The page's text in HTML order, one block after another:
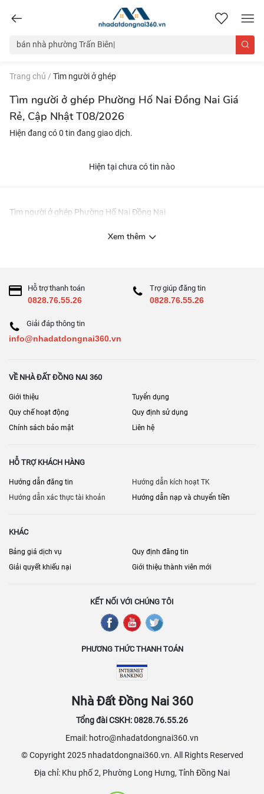
nhadatdongnai360.vn
Trang chủ / Tìm người ở ghép
Tìm người ở ghép Phường Hố Nai Đồng Nai Giá
Rẻ, Cập Nhật T08/2026
Hiện đang có 0 tin đang giao dịch.
Hiện tại chưa có tin nào
Tìm người ở ghép Phường Hố Nai Đồng Nai
Xem thêm
Hỗ trợ thanh toán
0828.76.55.26
Trợ giúp đăng tin
0828.76.55.26
Giải đáp thông tin
info@nhadatdongnai360.vn
VỀ NHÀ ĐẤT ĐỒNG NAI 360
Giới thiệu
Tuyển dụng
Quy chế hoạt động
Quy định sử dụng
Chính sách bảo mật
Liên hệ
HỖ TRỢ KHÁCH HÀNG
Hướng dẫn đăng tin
Hướng dẫn kích hoạt TK
Hướng dẫn xác thực tài khoản
Hướng dẫn nạp và chuyển tiền
KHÁC
Bảng giá dịch vụ
Quy định đăng tin
Giải quyết khiếu nại
Giới thiệu thành viên mới
KẾT NỐI VỚI CHÚNG TÔI
PHƯƠNG THỨC THANH TOÁN
Nhà Đất Đồng Nai 360
Tổng đài CSKH: 0828.76.55.26
Email: hotro@nhadatdongnai360.vn
© Copyright 2025 nhadatdongnai360.vn. All Rights Reserved
Địa chỉ: Khu phố 2, Phường Long Hưng, Tỉnh Đồng Nai